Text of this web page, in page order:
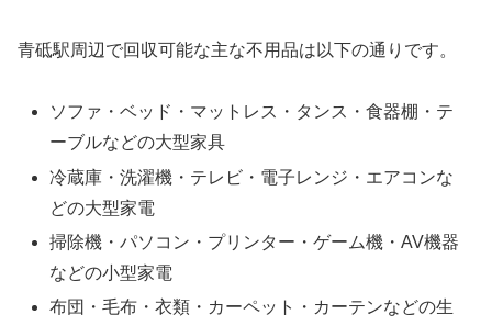
青砥駅周辺で回収可能な主な不用品は以下の通りです。
ソファ・ベッド・マットレス・タンス・食器棚・テ
ーブルなどの大型家具
冷蔵庫・洗濯機・テレビ・電子レンジ・エアコンな
どの大型家電
掃除機・パソコン・プリンター・ゲーム機・AV機器
などの小型家電
布団・毛布・衣類・カーペット・カーテンなどの生